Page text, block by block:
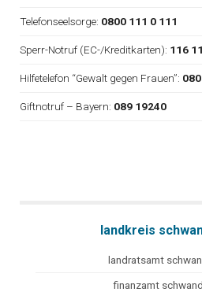
Telefonseelsorge: 0800 111 0 111
Sperr-Notruf (EC-/Kreditkarten): 116
Hilfetelefon “Gewalt gegen Frauen”:
Giftnotruf – Bayern: 089 19240
landkreis
landratsamt
finanzamt